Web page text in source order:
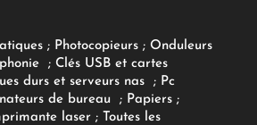
; Photocopieurs; Onduleurs
; Clés USB et cartes
durs et serveurs nas ; Pc
de bureau ; Papiers;
laser; Toutes les